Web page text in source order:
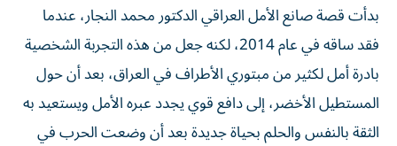
بدأت قصة صانع الأمل العراقي الدكتور محمد النجار، عندما
فقد ساقه في عام 2014، لكنه جعل من هذه التجربة الشخصية
بادرة أمل لكثير من مبتوري الأطراف في العراق، بعد أن حول
المستطيل الأخضر، إلى دافع قوي يجدد عبره الأمل ويستعيد به
الثقة بالنفس والحلم بحياة جديدة بعد أن وضعت الحرب في